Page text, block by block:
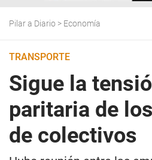
Pilar a Diario > Economía
TRANSPORTE
Sigue la
paritaria de
de colectivos